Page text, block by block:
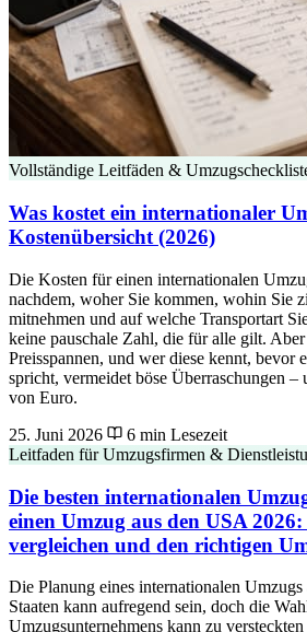
Vollständige Leitfäden &
Was kostet ein internationaler
Kostenübersicht (2026)
Die Kosten für einen internationalen
nachdem, woher Sie kommen, wohin Sie
mitnehmen und auf welche Transportart
keine pauschale Zahl, die für alle gilt.
Preisspannen, und wer diese kennt, bevor
spricht, vermeidet böse Überraschungen
von Euro.
25. Juni 2026
6 min Lesezeit
Leitfaden für Umzugsfirmen &
Die besten internationalen
einen Umzug aus den USA
vergleichen und den richtigen
Die Planung eines internationalen Umzugs
Staaten kann aufregend sein, doch die
Umzugsunternehmens kann zu